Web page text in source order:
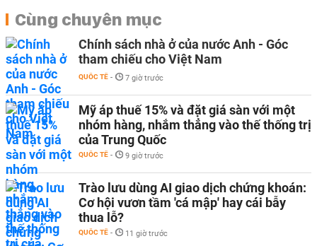
Cùng chuyên mục
Chính sách nhà ở của nước Anh - Góc
tham chiếu cho Việt Nam
QUỐC TẾ - 7 giờ trước
Mỹ áp thuế 15% và đặt giá sàn với một
nhóm hàng, nhắm thẳng vào thế thống trị
của Trung Quốc
QUỐC TẾ - 9 giờ trước
Trào lưu dùng AI giao dịch chứng khoán:
Cơ hội vươn tầm 'cá mập' hay cái bẫy
thua lỗ?
QUỐC TẾ - 11 giờ trước